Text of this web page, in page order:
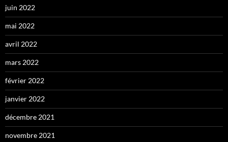
juin 2022
mai 2022
avril 2022
mars 2022
février 2022
janvier 2022
décembre 2021
novembre 2021